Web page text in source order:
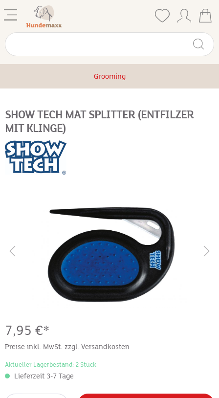
Grooming
SHOW TECH MAT SPLITTER (ENTFILZER
MIT KLINGE)
7,95 €*
Preise inkl. MwSt. zzgl. Versandkosten
Aktueller Lagerbestand: 2 Stück
Lieferzeit 3-7 Tage